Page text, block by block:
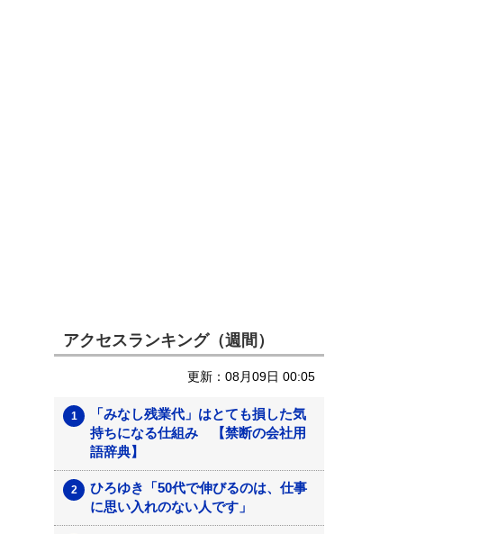
アクセスランキング（週間）
更新：08月09日 00:05
「みなし残業代」はとても損した気
持ちになる仕組み 【禁断の会社用
語辞典】
ひろゆき「50代で伸びるのは、仕事
に思い入れのない人です」